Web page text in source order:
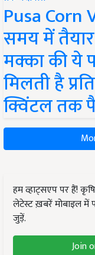
Pusa
समय में
मक्का की ये
मिलती है
क्विंटल तक
हम व्हाट्सएप पर हैं!
लेटेस्ट ख़बरें मोबाइल में
जुड़ें.
Join